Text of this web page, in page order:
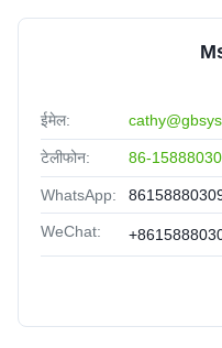
ईमेल:
टेलीफोन: 86-
WhatsApp:
WeChat: